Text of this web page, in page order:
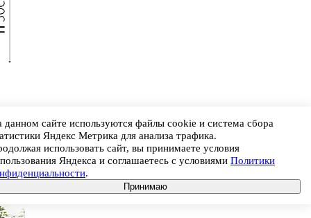
данном сайте используются файлы cookie и система сбора
Яндекс Метрика для анализа трафика.
использовать сайт, вы принимаете условия
Яндекса и соглашаетесь с условиями Политики
.
Принимаю